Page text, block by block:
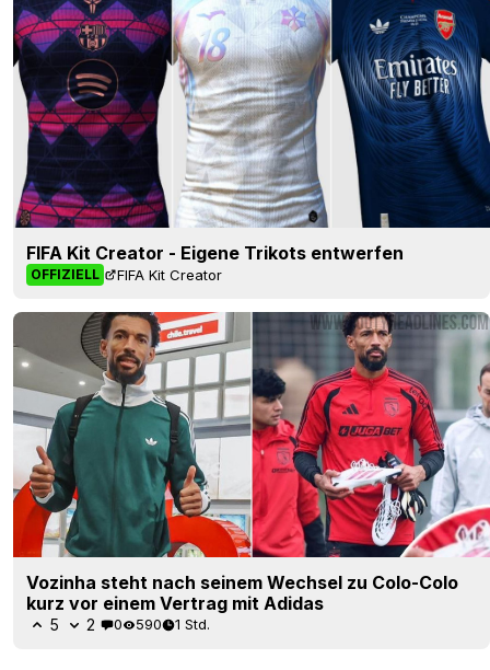
FIFA Kit Creator - Eigene Trikots entwerfen
OFFIZIELL FIFA Kit Creator
Vozinha steht nach seinem Wechsel zu Colo-Colo
kurz vor einem Vertrag mit Adidas
5 2 0 590 1 Std.